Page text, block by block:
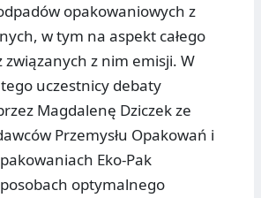
opakowaniowych z
w tym na aspekt całego
związanych z nim emisji. W
uczestnicy debaty
Magdalenę Dziczek ze
Przemysłu Opakowań i
Eko-Pak
optymalnego